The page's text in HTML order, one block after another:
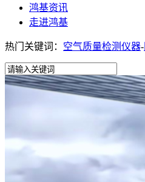
鸿基资讯
走进鸿基
热门关键词： 空气质量检测仪器-